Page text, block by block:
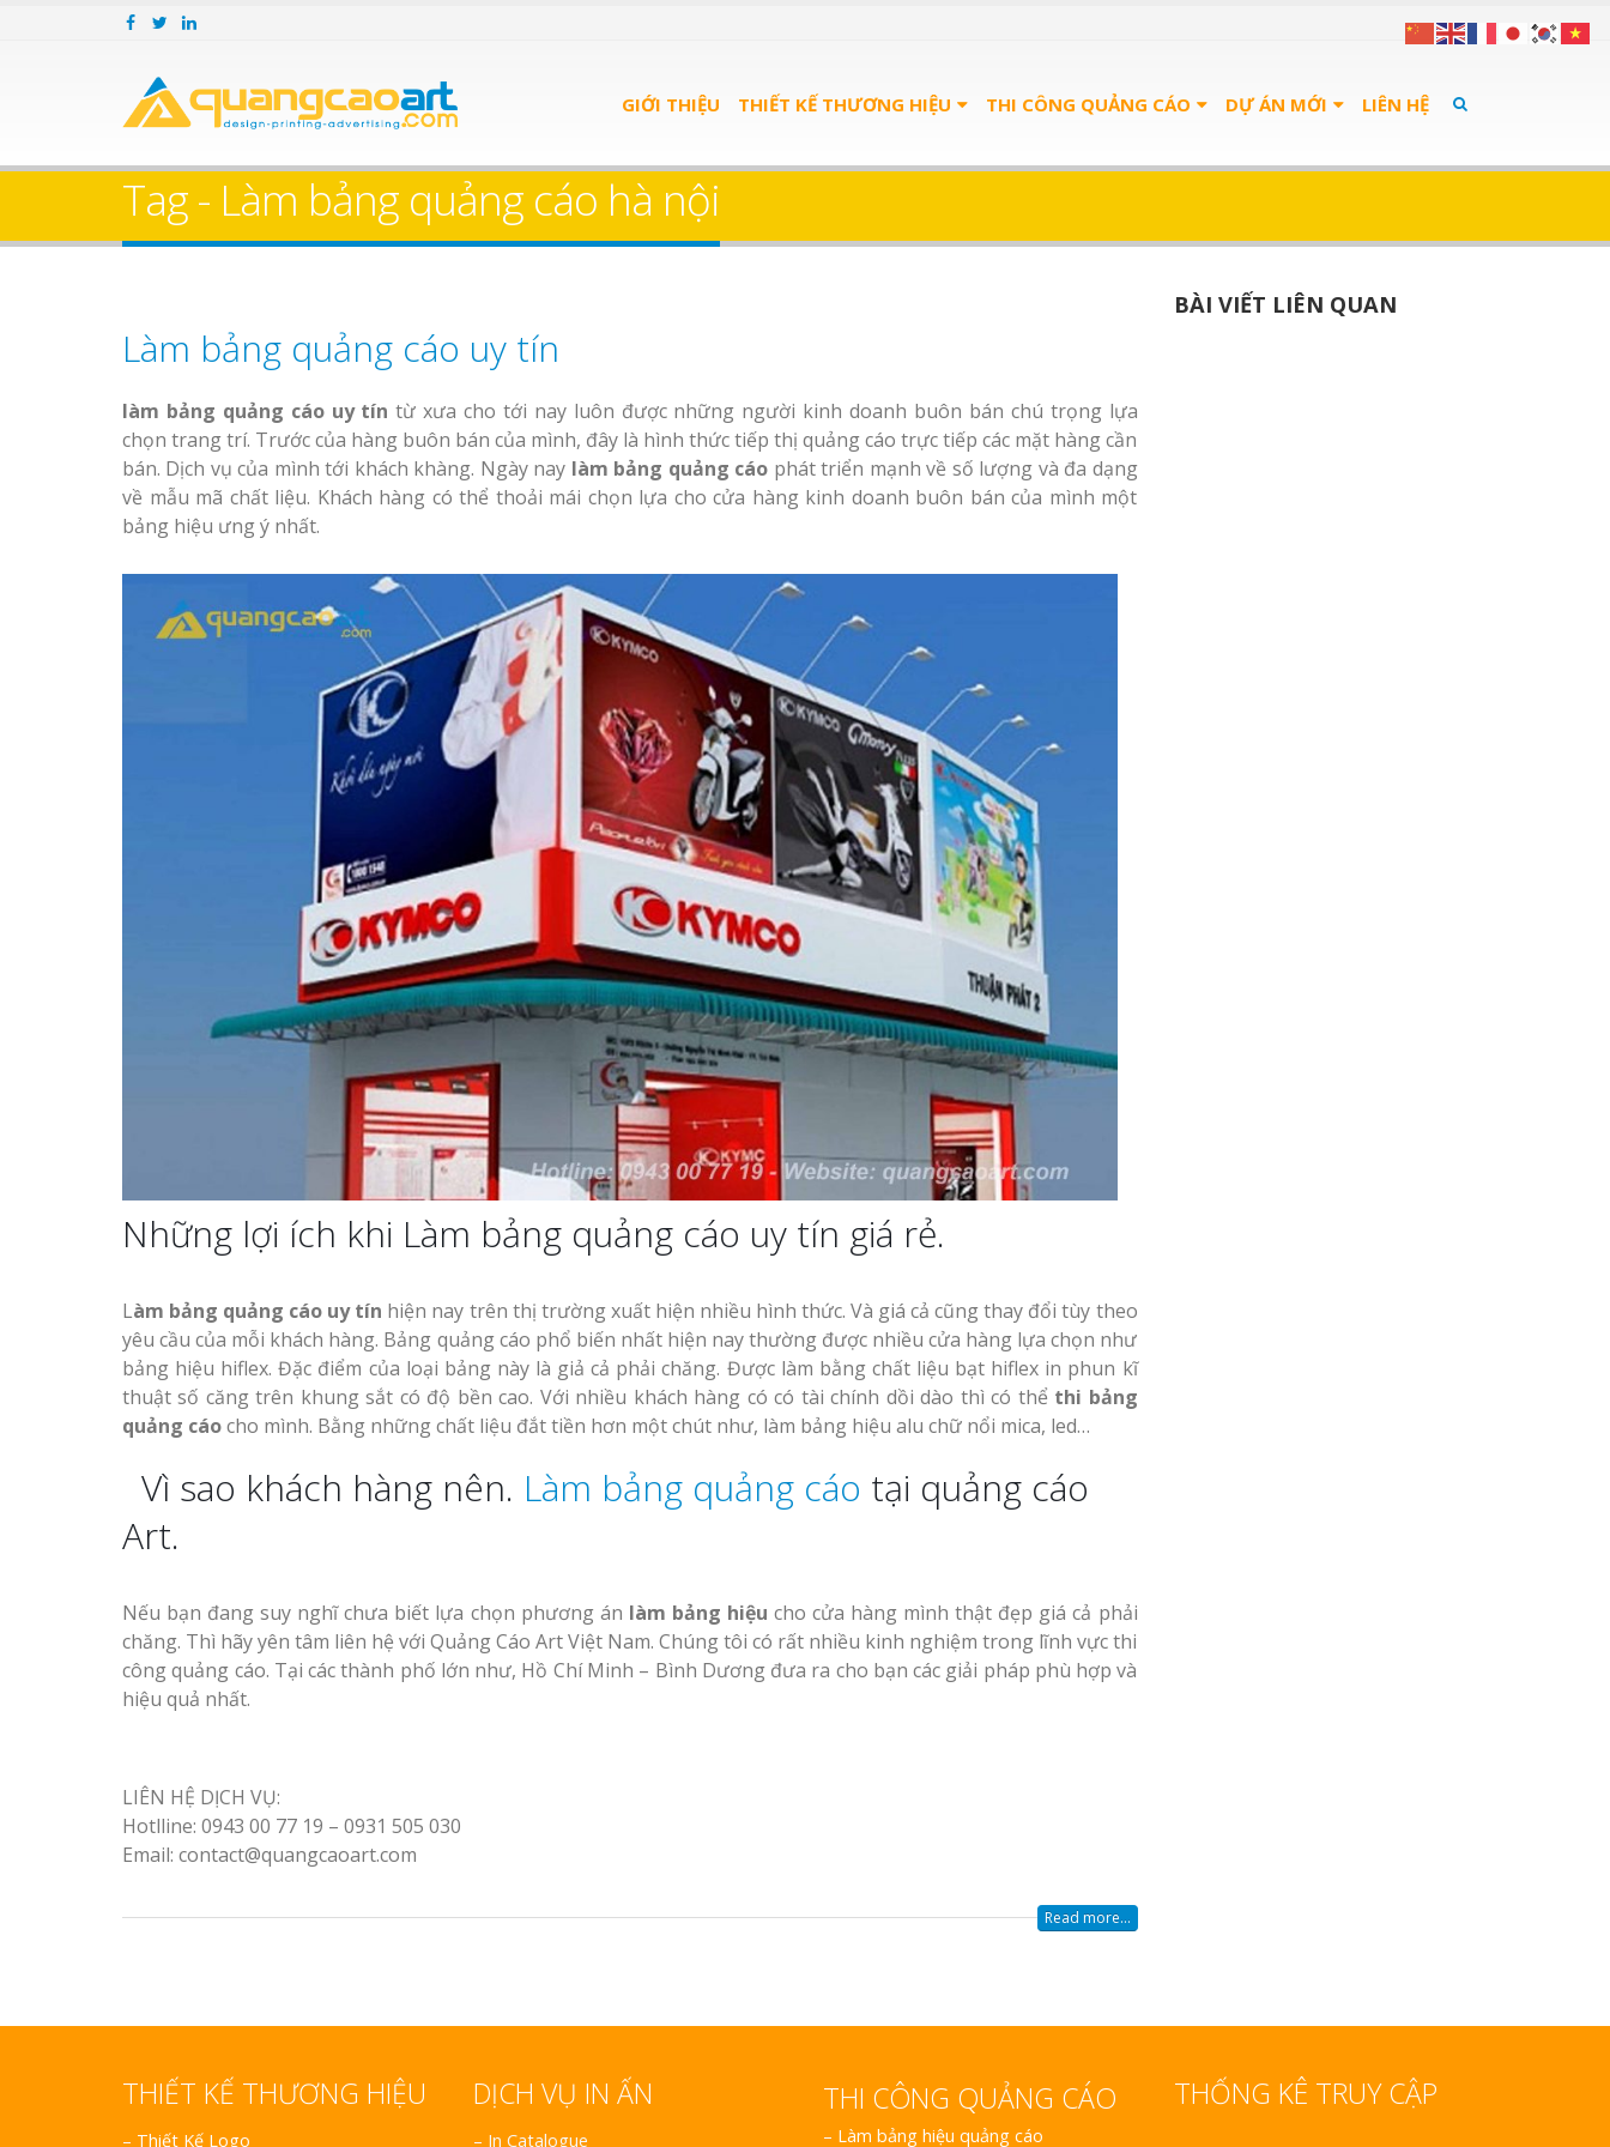
GIỚI THIỆU THIẾT KẾ THƯƠNG HIỆU THI CÔNG QUẢNG CÁO DỰ ÁN MỚI LIÊN HỆ
Tag - Làm bảng quảng cáo hà nội
Làm bảng quảng cáo uy tín
làm bảng quảng cáo uy tín từ xưa cho tới nay luôn được những người kinh doanh buôn bán chú trọng lựa
chọn trang trí. Trước của hàng buôn bán của mình, đây là hình thức tiếp thị quảng cáo trực tiếp các mặt hàng cần
bán. Dịch vụ của mình tới khách khàng. Ngày nay làm bảng quảng cáo phát triển mạnh về số lượng và đa dạng
về mẫu mã chất liệu. Khách hàng có thể thoải mái chọn lựa cho cửa hàng kinh doanh buôn bán của mình một
bảng hiệu ưng ý nhất.
Những lợi ích khi Làm bảng quảng cáo uy tín giá rẻ.
Làm bảng quảng cáo uy tín hiện nay trên thị trường xuất hiện nhiều hình thức. Và giá cả cũng thay đổi tùy theo
yêu cầu của mỗi khách hàng. Bảng quảng cáo phổ biến nhất hiện nay thường được nhiều cửa hàng lựa chọn như
bảng hiệu hiflex. Đặc điểm của loại bảng này là giả cả phải chăng. Được làm bằng chất liệu bạt hiflex in phun kĩ
thuật số căng trên khung sắt có độ bền cao. Với nhiều khách hàng có có tài chính dồi dào thì có thể thi bảng
quảng cáocho mình. Bằng những chất liệu đắt tiền hơn một chút như, làm bảng hiệu alu chữ nổi mica, led…
Vì sao khách hàng nên. Làm bảng quảng cáo tại quảng cáo
Art.
Nếu bạn đang suy nghĩ chưa biết lựa chọn phương án làm bảng hiệu cho cửa hàng mình thật đẹp giá cả phải
chăng. Thì hãy yên tâm liên hệ với Quảng Cáo Art Việt Nam. Chúng tôi có rất nhiều kinh nghiệm trong lĩnh vực thi
công quảng cáo. Tại các thành phố lớn như, Hồ Chí Minh – Bình Dương đưa ra cho bạn các giải pháp phù hợp và
hiệu quả nhất.
LIÊN HỆ DỊCH VỤ:
Hotlline: 0943 00 77 19 – 0931 505 030
Email: contact@quangcaoart.com
Read more...
BÀI VIẾT LIÊN QUAN
THIẾT KẾ THƯƠNG HIỆU
– Thiết Kế Logo
DỊCH VỤ IN ẤN
– In Catalogue
THI CÔNG QUẢNG CÁO
– Làm bảng hiệu quảng cáo
THỐNG KÊ TRUY CẬP